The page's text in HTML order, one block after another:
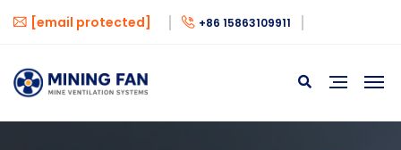
[email protected] +86 15863109911